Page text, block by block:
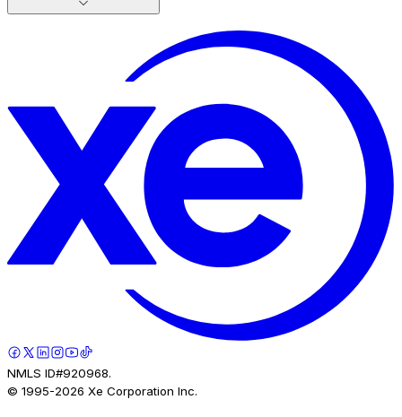
NMLS ID#920968.
© 1995-2026 Xe Corporation Inc.